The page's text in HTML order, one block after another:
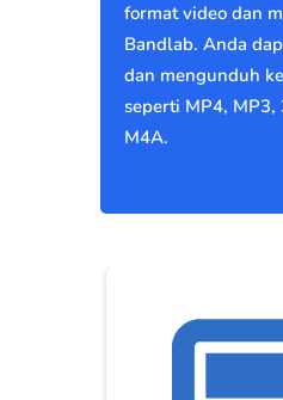
format video dan
Bandlab. Anda
dan mengunduh
seperti MP4, MP3,
M4A.